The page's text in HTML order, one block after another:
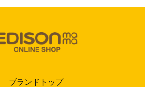
ブランドトップ